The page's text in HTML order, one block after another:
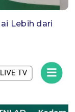
Lebih dari